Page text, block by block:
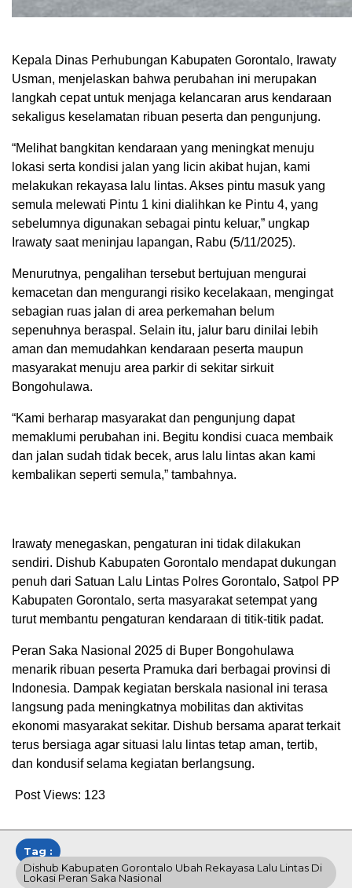
Kepala Dinas Perhubungan Kabupaten Gorontalo, Irawaty
Usman, menjelaskan bahwa perubahan ini merupakan
langkah cepat untuk menjaga kelancaran arus kendaraan
sekaligus keselamatan ribuan peserta dan pengunjung.
“Melihat bangkitan kendaraan yang meningkat menuju
lokasi serta kondisi jalan yang licin akibat hujan, kami
melakukan rekayasa lalu lintas. Akses pintu masuk yang
semula melewati Pintu 1 kini dialihkan ke Pintu 4, yang
sebelumnya digunakan sebagai pintu keluar,” ungkap
Irawaty saat meninjau lapangan, Rabu (5/11/2025).
Menurutnya, pengalihan tersebut bertujuan mengurai
kemacetan dan mengurangi risiko kecelakaan, mengingat
sebagian ruas jalan di area perkemahan belum
sepenuhnya beraspal. Selain itu, jalur baru dinilai lebih
aman dan memudahkan kendaraan peserta maupun
masyarakat menuju area parkir di sekitar sirkuit
Bongohulawa.
“Kami berharap masyarakat dan pengunjung dapat
memaklumi perubahan ini. Begitu kondisi cuaca membaik
dan jalan sudah tidak becek, arus lalu lintas akan kami
kembalikan seperti semula,” tambahnya.
Irawaty menegaskan, pengaturan ini tidak dilakukan
sendiri. Dishub Kabupaten Gorontalo mendapat dukungan
penuh dari Satuan Lalu Lintas Polres Gorontalo, Satpol PP
Kabupaten Gorontalo, serta masyarakat setempat yang
turut membantu pengaturan kendaraan di titik-titik padat.
Peran Saka Nasional 2025 di Buper Bongohulawa
menarik ribuan peserta Pramuka dari berbagai provinsi di
Indonesia. Dampak kegiatan berskala nasional ini terasa
langsung pada meningkatnya mobilitas dan aktivitas
ekonomi masyarakat sekitar. Dishub bersama aparat terkait
terus bersiaga agar situasi lalu lintas tetap aman, tertib,
dan kondusif selama kegiatan berlangsung.
Post Views: 123
Tag :
Dishub Kabupaten Gorontalo Ubah Rekayasa Lalu Lintas Di
Lokasi Peran Saka Nasional